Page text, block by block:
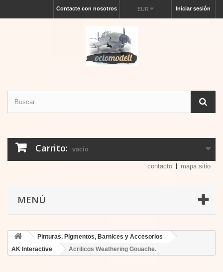
Iniciar sesión
EUR
Contacte con nosotros
Carrito: vacío
contacto mapa sitio
MENÚ
Pinturas, Pigmentos, Barnices y Accesorios
AK Interactive
Acrilicos Weathering Gouache.